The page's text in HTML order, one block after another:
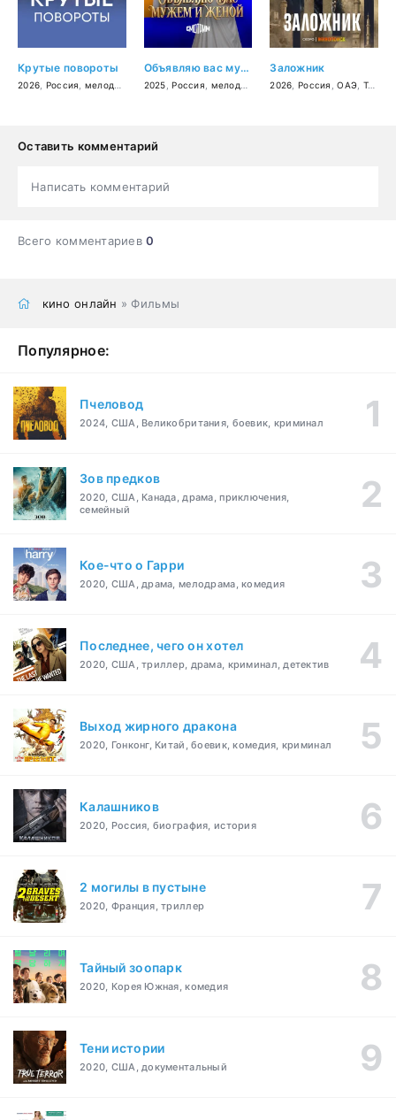
Крутые повороты
2026 Россия мелодрама
Объявляю вас мужем и женой
2025 ,Россия мелодрама
Заложник
2026 Россия ,ОАЭ Турция
Оставить комментарий
Написать комментарий
Всего комментариев0
кино онлайн » Фильмы
Популярное:
Пчеловод
2024, США, Великобритания, боевик, криминал
Зов предков
2020, США, Канада, драма, приключения,
семейный
Кое-что о Гарри
2020, США, драма, мелодрама, комедия
Последнее, чего он хотел
2020, США, триллер, драма, криминал, детектив
Выход жирного дракона
2020, Гонконг, Китай, боевик, комедия, криминал
Калашников
2020, Россия, биография, история
2 могилы в пустыне
2020, Франция, триллер
Тайный зоопарк
2020, Корея Южная, комедия
Тени истории
2020, США, документальный